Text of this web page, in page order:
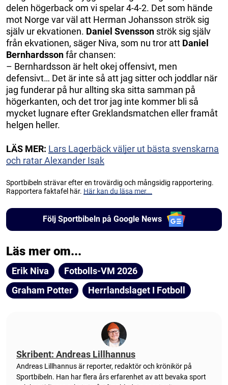
delen högerback om vi spelar 4-4-2. Det som hände
mot Norge var väl att Herman Johansson strök sig
själv ur ekvationen. Daniel Svensson strök sig själv
från ekvationen, säger Niva, som nu tror att Daniel
Bernhardssonfår chansen:
– Bernhardsson är helt okej offensivt, men
defensivt… Det är inte så att jag sitter och joddlar när
jag funderar på hur allting ska sitta samman på
högerkanten, och det tror jag inte kommer bli så
mycket lugnare efter Greklandsmatchen eller framåt
helgen heller.
LÄS MER: Lars Lagerbäck väljer ut bästa svenskarna
och ratar Alexander Isak
Sportbibeln strävar efter en trovärdig och mångsidig rapportering.
Rapportera faktafel här. Här kan du läsa mer...
Följ Sportbibeln på Google News
Läs mer om...
Erik Niva
Fotbolls-VM 2026
Graham Potter
Herrlandslaget I Fotboll
Skribent: Andreas Lillhannus
Andreas Lillhannus är reporter, redaktör och krönikör på
Sportbibeln. Han har flera års erfarenhet av att bevaka sport